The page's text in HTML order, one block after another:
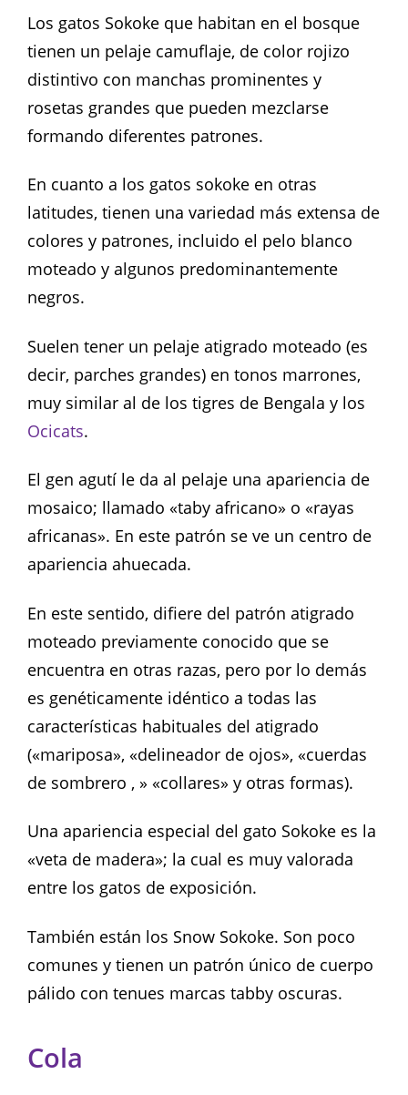
Los gatos Sokoke que habitan en el bosque
tienen un pelaje camuflaje, de color rojizo
distintivo con manchas prominentes y
rosetas grandes que pueden mezclarse
formando diferentes patrones.
En cuanto a los gatos sokoke en otras
latitudes, tienen una variedad más extensa de
colores y patrones, incluido el pelo blanco
moteado y algunos predominantemente
negros.
Suelen tener un pelaje atigrado moteado (es
decir, parches grandes) en tonos marrones,
muy similar al de los tigres de Bengala y los
Ocicats.
El gen agutí le da al pelaje una apariencia de
mosaico; llamado «taby africano» o «rayas
africanas». En este patrón se ve un centro de
apariencia ahuecada.
En este sentido, difiere del patrón atigrado
moteado previamente conocido que se
encuentra en otras razas, pero por lo demás
es genéticamente idéntico a todas las
características habituales del atigrado
(«mariposa», «delineador de ojos», «cuerdas
de sombrero , » «collares» y otras formas).
Una apariencia especial del gato Sokoke es la
«veta de madera»; la cual es muy valorada
entre los gatos de exposición.
También están los Snow Sokoke. Son poco
comunes y tienen un patrón único de cuerpo
pálido con tenues marcas tabby oscuras.
Cola